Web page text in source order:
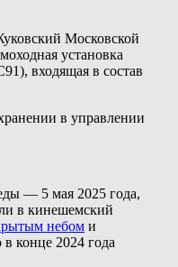
Московской
установка
входящая в состав
в управлении
— 5 мая 2025 года,
в кинешемский
небом и
конце 2024 года